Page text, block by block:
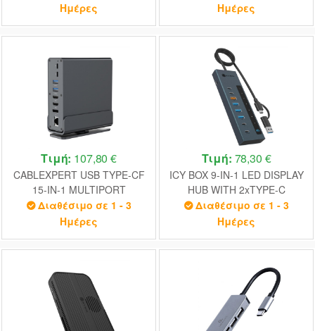
Ημέρες
Ημέρες
Τιμή: 107,80 €
CABLEXPERT USB TYPE-CF
15-IN-1 MULTIPORT
ADAPTER (USB HUB AF-
PORTS v.2x2 + v.3x3, Type-
+ PD + CARD READER +
GREY
Διαθέσιμο σε 1 - 3
Ημέρες
Τιμή: 78,30 €
ICY BOX 9-IN-1 LED DISPLAY
HUB WITH 2xTYPE-C
PD100W 1xTYPE-C PD20W,
4xUSB3.2 & TYPE-C/USB
Διαθέσιμο σε 1 - 3
Ημέρες